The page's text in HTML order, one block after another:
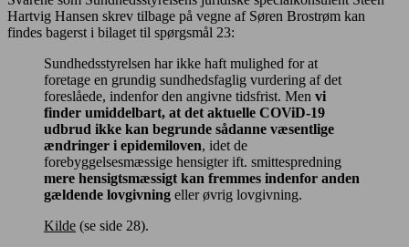
Hartvig Hansen skrev tilbage på vegne af Søren Brostrøm kan
findes bagerst i bilaget til spørgsmål 23:
Sundhedsstyrelsen har ikke haft mulighed for at
foretage en grundig sundhedsfaglig vurdering af det
foreslåede, indenfor den angivne tidsfrist. Men vi
finder umiddelbart, at det aktuelle COViD-19
udbrud ikke kan begrunde sådanne væsentlige
ændringer i epidemiloven, idet de
forebyggelsesmæssige hensigter ift. smittespredning
mere hensigtsmæssigt kan fremmes indenfor anden
gældende lovgivning eller øvrig lovgivning.
Kilde (se side 28).